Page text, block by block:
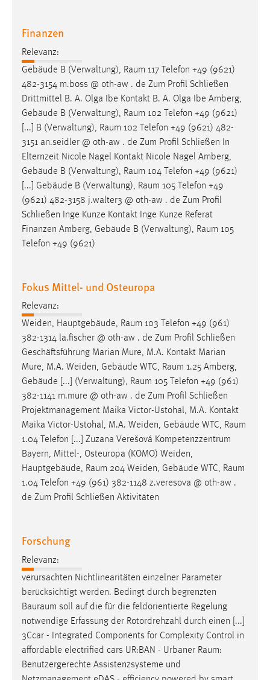
Finanzen
Relevanz:
Gebäude B (Verwaltung), Raum 117 Telefon +49 (9621)
482-3154 m.boss @ oth-aw . de Zum Profil Schließen
Drittmittel B. A. Olga Ibe Kontakt B. A. Olga Ibe Amberg,
Gebäude B (Verwaltung), Raum 102 Telefon +49 (9621)
[...] B (Verwaltung), Raum 102 Telefon +49 (9621) 482-
3151 an.seidler @ oth-aw . de Zum Profil Schließen In
Elternzeit Nicole Nagel Kontakt Nicole Nagel Amberg,
Gebäude B (Verwaltung), Raum 104 Telefon +49 (9621)
[...] Gebäude B (Verwaltung), Raum 105 Telefon +49
(9621) 482-3158 j.walter3 @ oth-aw . de Zum Profil
Schließen Inge Kunze Kontakt Inge Kunze Referat
Finanzen Amberg, Gebäude B (Verwaltung), Raum 105
Telefon +49 (9621)
Fokus Mittel- und Osteuropa
Relevanz:
Weiden, Hauptgebäude, Raum 103 Telefon +49 (961)
382-1314 la.fischer @ oth-aw . de Zum Profil Schließen
Geschäftsführung Marian Mure, M.A. Kontakt Marian
Mure, M.A. Weiden, Gebäude WTC, Raum 1.25 Amberg,
Gebäude [...] (Verwaltung), Raum 105 Telefon +49 (961)
382-1141 m.mure @ oth-aw . de Zum Profil Schließen
Projektmanagement Maika Victor-Ustohal, M.A. Kontakt
Maika Victor-Ustohal, M.A. Weiden, Gebäude WTC, Raum
1.04 Telefon [...] Zuzana Verešová Kompetenzzentrum
Bayern, Mittel-, Osteuropa (KOMO) Weiden,
Hauptgebäude, Raum 204 Weiden, Gebäude WTC, Raum
1.04 Telefon +49 (961) 382-1148 z.veresova @ oth-aw .
de Zum Profil Schließen Aktivitäten
Forschung
Relevanz:
verursachten Nichtlinearitäten einzelner Parameter
berücksichtigt werden. Bedingt durch begrenzten
Bauraum soll auf die für die feldorientierte Regelung
notwendige Erfassung der Rotordrehzahl durch einen [...]
3Ccar - Integrated Components for Complexity Control in
affordable electrified cars UR:BAN - Urbaner Raum:
Benutzergerechte Assistenzsysteme und